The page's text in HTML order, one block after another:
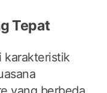
Tepat
karakteristik